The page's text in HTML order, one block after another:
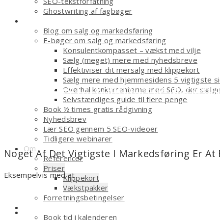
Ghostwriting af fagbøger
Blog om salg og markedsføring
E-bøger om salg og markedsføring
Konsulentkompasset – vækst med vilje
Sælg (meget) mere med nyhedsbreve
Effektiviser dit mersalg med klippekort
Sælg mere med hjemmesidens 5 vigtigste
Overhal konkurrenterne med SEO, der
Selvstændiges guide til flere penge
Book ½ times gratis rådgivning
Nyhedsbrev
Lær SEO gennem 5 SEO-videoer
Tidligere webinarer
Om
Referencer
Priser
Klippekort
Vækstpakker
Forretningsbetingelser
Book tid i kalenderen
Sådan Sikrer Du Kontinuerlig
Noget Af Det Vigtigste I Markedsføring Er At
Eksempelvis med at